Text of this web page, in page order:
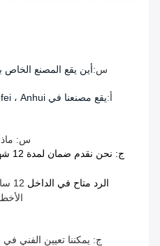
س:أين يقع المصنع
أ:
س:
ج:
الرد متاح في الداخل
ج: يمكننا تعيين الفني